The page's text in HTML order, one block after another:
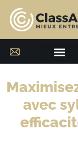
avec